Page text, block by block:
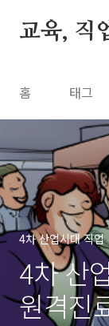
교육, 직
홈 태그
4차 산업시대 직업
4차 산
원격진